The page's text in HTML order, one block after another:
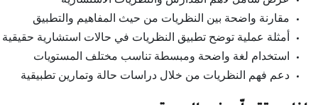
مقارنة واضحة بين النظريات من حيث المفاهيم والتطبيق
أمثلة عملية توضح تطبيق النظريات في حالات استشارية حقيقية
استخدام لغة واضحة ومبسطة تناسب مختلف المستويات
دعم فهم النظريات من خلال دراسات حالة وتمارين تطبيقية